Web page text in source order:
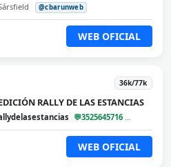
@cbarunweb
WEB OFICIAL
36k/77k
RALLY DE LAS ESTANCIAS
💬3525645716
WEB OFICIAL